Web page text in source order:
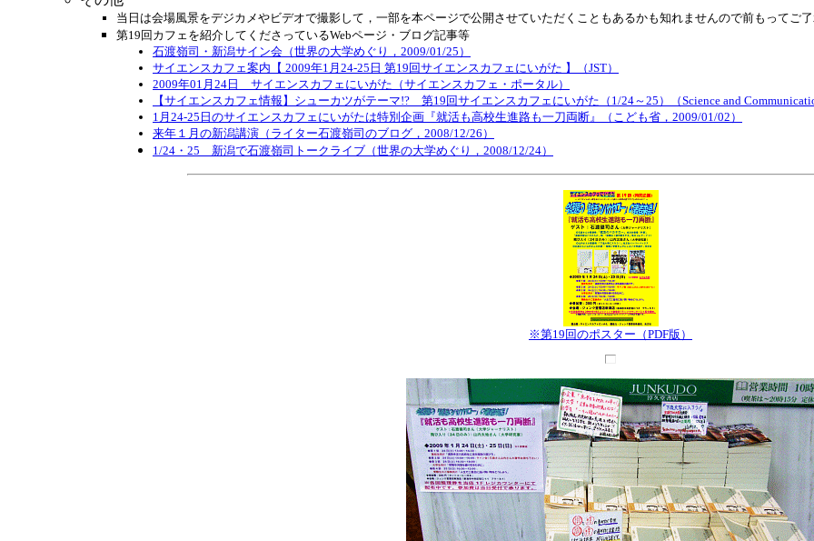
当日は会場風景をデジカメやビデオで撮影して，一部を本ページで公開させていただくこともあるかも知れませんので前もってご了
第19回カフェを紹介してくださっているWebページ・ブログ記事等
石渡嶺司・新潟サイン会（世界の大学めぐり，2009/01/25）
サイエンスカフェ案内【 2009年1月24-25日 第19回サイエンスカフェにいがた 】（JST）
2009年01月24日 サイエンスカフェにいがた（サイエンスカフェ・ポータル）
【サイエンスカフェ情報】シューカツがテーマ!? 第19回サイエンスカフェにいがた（1/24～25）（Science and
1月24-25日のサイエンスカフェにいがたは特別企画『就活も高校生進路も一刀両断』（こども省，2009/01/02）
来年１月の新潟講演（ライター石渡嶺司のブログ，2008/12/26）
1/24・25 新潟で石渡嶺司トークライブ（世界の大学めぐり，2008/12/24）
※第19回のポスター（PDF版）